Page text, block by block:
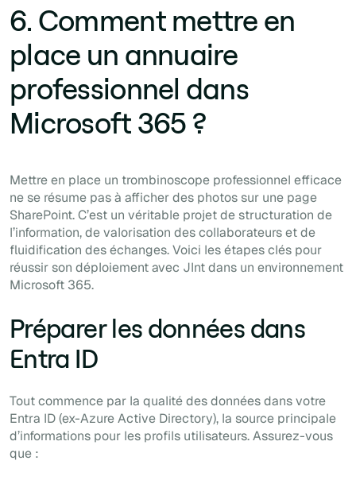
6. Comment mettre en
place un annuaire
professionnel dans
Microsoft 365 ?
Mettre en place un trombinoscope professionnel efficace
ne se résume pas à afficher des photos sur une page
SharePoint. C’est un véritable projet de structuration de
l’information, de valorisation des collaborateurs et de
fluidification des échanges. Voici les étapes clés pour
réussir son déploiement avec JInt dans un environnement
Microsoft 365.
Préparer les données dans
Entra ID‍
Tout commence par la qualité des données dans votre
Entra ID (ex-Azure Active Directory), la source principale
d’informations pour les profils utilisateurs. Assurez-vous
que :